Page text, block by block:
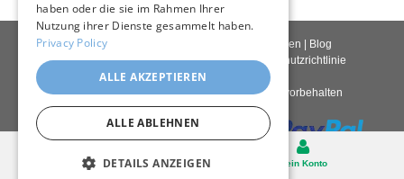
Kontakt Anmelden | Blog
Lieferbedingungen|Rückgaberecht|Datenschutzrichtlinie
Copyright © 2026Pastel Brush– Alle Rechte vorbehalten
Desktop
Warenkorb Mein Konto
haben oder die sie im Rahmen Ihrer
Nutzung ihrer Dienste gesammelt haben.
Privacy Policy
ALLE AKZEPTIEREN
ALLE ABLEHNEN
DETAILS ANZEIGEN